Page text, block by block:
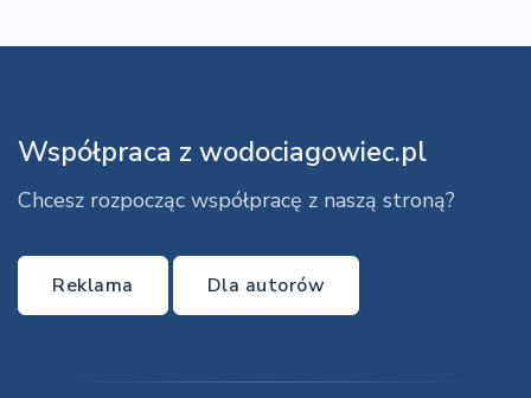
Współpraca z wodociagowiec.pl
Chcesz rozpocząc współpracę z naszą stroną?
Reklama Dla autorów